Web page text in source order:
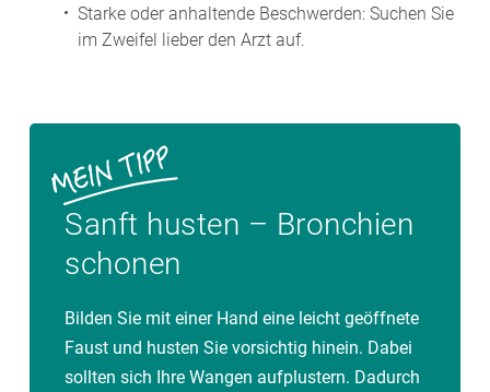
Starke oder anhaltende Beschwerden: Suchen Sie
im Zweifel lieber den Arzt auf.
Sanft husten – Bronchien
schonen
Bilden Sie mit einer Hand eine leicht geöffnete
Faust und husten Sie vorsichtig hinein. Dabei
sollten sich Ihre Wangen aufplustern. Dadurch